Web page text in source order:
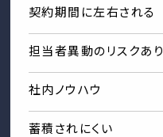
契約期間に左右される
担当者異動のリスクあり
社内ノウハウ
蓄積されにくい